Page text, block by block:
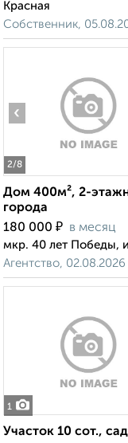
Красная
Собственник,
2/8
‹
Дом 400м², 2-
города
180 000 ₽ в месяц
мкр. 40 лет Победы,
Агентство, 02.08.2026
1
Участок 10 сот.,